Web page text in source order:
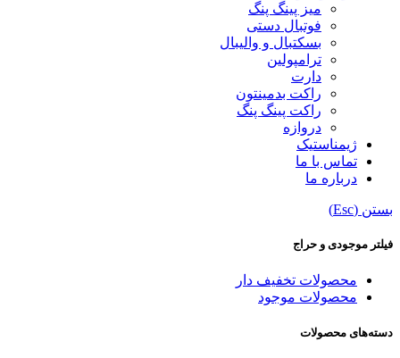
میز پینگ پنگ
فوتبال دستی
بسکتبال و والیبال
ترامپولین
دارت
راکت بدمینتون
راکت پینگ پنگ
دروازه
ژیمناستیک
تماس با ما
درباره ما
بستن (Esc)
فیلتر موجودی و حراج
محصولات تخفیف دار
محصولات موجود
دسته‌های محصولات